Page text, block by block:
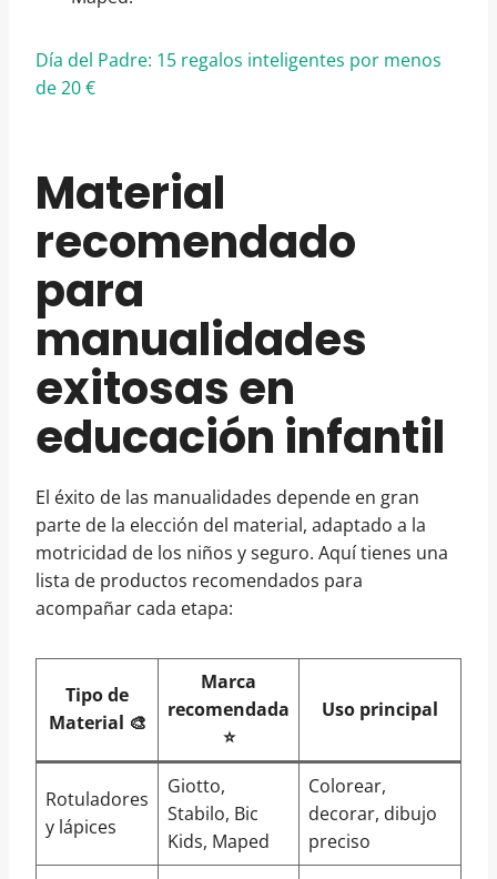
Día del Padre: 15 regalos inteligentes por menos
de 20 €
Material
recomendado
para
manualidades
exitosas en
educación infantil
El éxito de las manualidades depende en gran
parte de la elección del material, adaptado a la
motricidad de los niños y seguro. Aquí tienes una
lista de productos recomendados para
acompañar cada etapa:
Tipo de
Material 🎨
Marca
recomendada
⭐
Uso principal
Rotuladores
y lápices
Giotto,
Stabilo, Bic
Kids, Maped
Colorear,
decorar, dibujo
preciso